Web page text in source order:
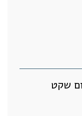
שקט